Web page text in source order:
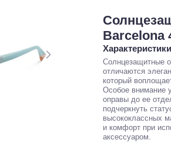
Barcelona
Характеристики
Солнцезащитные
отличаются
который
Особое внимание
оправы до ее
подчеркнуть
высококлассных
и комфорт при
аксессуаром.